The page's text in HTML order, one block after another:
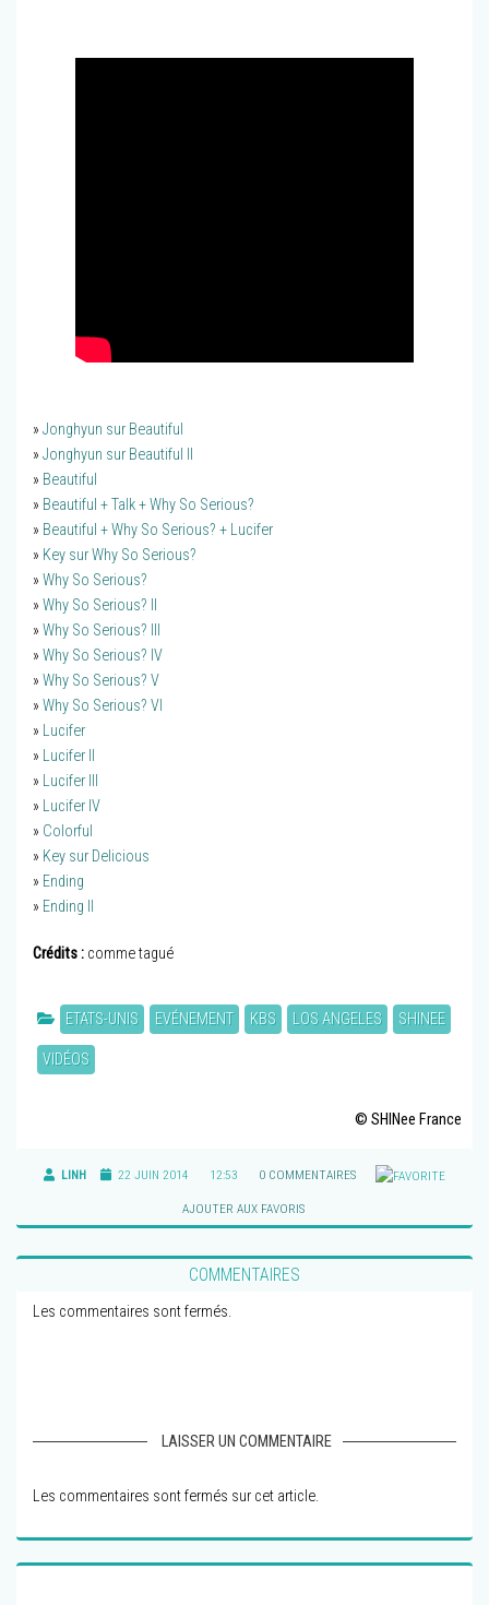
» Jonghyun sur Beautiful
» Jonghyun sur Beautiful II
» Beautiful
» Beautiful + Talk + Why So Serious?
» Beautiful + Why So Serious? + Lucifer
» Key sur Why So Serious?
» Why So Serious?
» Why So Serious? II
» Why So Serious? III
» Why So Serious? IV
» Why So Serious? V
» Why So Serious? VI
» Lucifer
» Lucifer II
» Lucifer III
» Lucifer IV
» Colorful
» Key sur Delicious
» Ending
» Ending II
Crédits : comme tagué
ETATS-UNIS EVÉNEMENT KBS LOS ANGELES SHINEE
VIDÉOS
© SHINee France
LINH 22 JUIN 2014 12:53 0 COMMENTAIRES
AJOUTER AUX FAVORIS
COMMENTAIRES
Les commentaires sont fermés.
LAISSER UN COMMENTAIRE
Les commentaires sont fermés sur cet article.